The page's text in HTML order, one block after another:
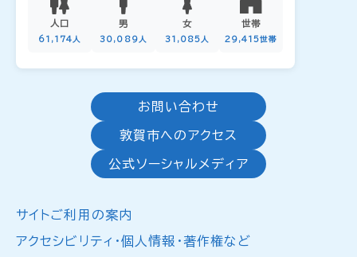
人口
61,174人
男
30,089人
女
31,085人
世帯
29,415世帯
お問い合わせ
敦賀市へのアクセス
公式ソーシャルメディア
サイトご利用の案内
アクセシビリティ・個人情報・著作権など